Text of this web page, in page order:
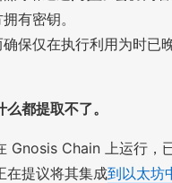
有密钥。
确保仅在执行利用为时已
都提取不了。
Gnosis Chain 上运行，
在提议将其集成到以太坊